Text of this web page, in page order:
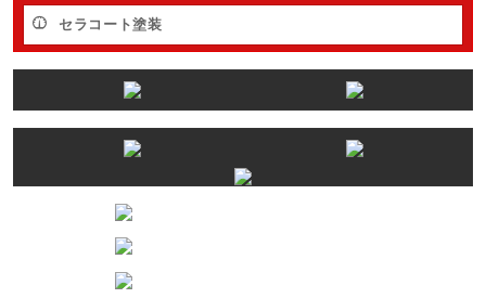
セラコート塗装